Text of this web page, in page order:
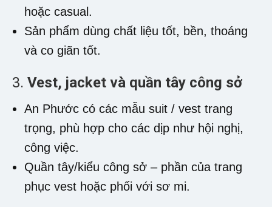
hoặc casual.
Sản phẩm dùng chất liệu tốt, bền, thoáng
và co giãn tốt.
3. Vest, jacket và quần tây công sở
An Phước có các mẫu suit / vest trang
trọng, phù hợp cho các dịp như hội nghị,
công việc.
Quần tây/kiểu công sở – phần của trang
phục vest hoặc phối với sơ mi.